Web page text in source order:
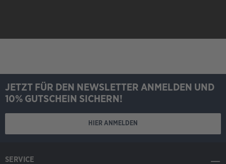
JETZT FÜR DEN NEWSLETTER ANMELDEN UND
10% GUTSCHEIN SICHERN!
HIER ANMELDEN
SERVICE